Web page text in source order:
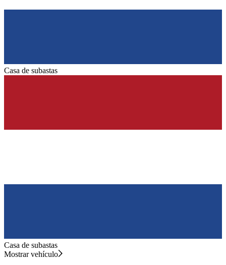
Casa de subastas
Casa de subastas
Mostrar vehículo